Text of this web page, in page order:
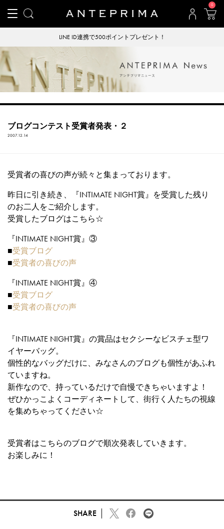
0
LINE ID連携で500ポイントプレゼント！
ブログコンテスト受賞者発表・２
2007.12.14
受賞者の喜びの声が続々と集まっております。
昨日に引き続き、『INTIMATE NIGHT賞』を受賞した残り
のお二人をご紹介します。
受賞したブログはこちら☆
『INTIMATE NIGHT賞』③
■受賞ブログ
■受賞者の喜びの声
『INTIMATE NIGHT賞』④
■受賞ブログ
■受賞者の喜びの声
『INTIMATE NIGHT賞』の賞品はセクシーなビスチェ型ワ
イヤーバッグ。
個性的なバッグだけに、みなさんのブログも個性があふれ
ていますね。
新作なので、持っているだけで自慢できちゃいますよ！
ぜひかっこよくコーディネートして、街行く人たちの視線
を集めちゃってください☆
受賞者はこちらのブログで順次発表していきます。
お楽しみに！
SHARE